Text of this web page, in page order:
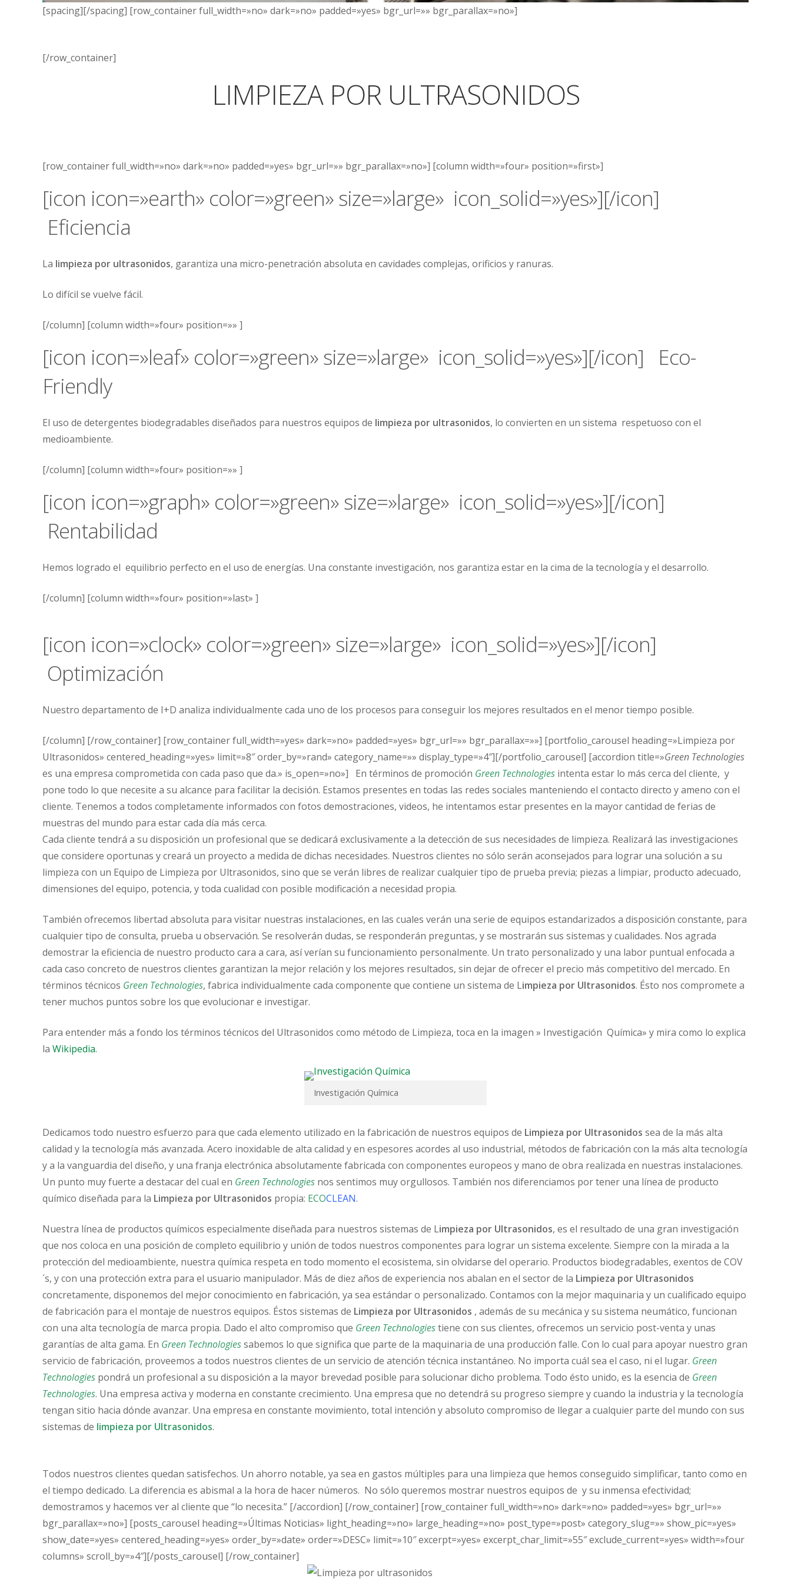
[spacing][/spacing] [row_container full_width=»no» dark=»no» padded=»yes» bgr_url=»» bgr_parallax=»no»]
[/row_container]
LIMPIEZA POR ULTRASONIDOS
[row_container full_width=»no» dark=»no» padded=»yes» bgr_url=»» bgr_parallax=»no»] [column width=»four» position=»first»]
[icon icon=»earth» color=»green» size=»large» icon_solid=»yes»][/icon]
Eficiencia
La limpieza por ultrasonidos, garantiza una micro-penetración absoluta en cavidades complejas, orificios y ranuras.
Lo difícil se vuelve fácil.
[/column] [column width=»four» position=»» ]
[icon icon=»leaf» color=»green» size=»large» icon_solid=»yes»][/icon] Eco-
Friendly
El uso de detergentes biodegradables diseñados para nuestros equipos de limpieza por ultrasonidos, lo convierten en un sistema respetuoso con el
medioambiente.
[/column] [column width=»four» position=»» ]
[icon icon=»graph» color=»green» size=»large» icon_solid=»yes»][/icon]
Rentabilidad
Hemos logrado el equilibrio perfecto en el uso de energías. Una constante investigación, nos garantiza estar en la cima de la tecnología y el desarrollo.
[/column] [column width=»four» position=»last» ]
[icon icon=»clock» color=»green» size=»large» icon_solid=»yes»][/icon]
Optimización
Nuestro departamento de I+D analiza individualmente cada uno de los procesos para conseguir los mejores resultados en el menor tiempo posible.
[/column] [/row_container] [row_container full_width=»yes» dark=»no» padded=»yes» bgr_url=»» bgr_parallax=»»] [portfolio_carousel heading=»Limpieza por
Ultrasonidos» centered_heading=»yes» limit=»8″ order_by=»rand» category_name=»» display_type=»4″][/portfolio_carousel] [accordion title=»Green Technologies
es una empresa comprometida con cada paso que da.» is_open=»no»] En términos de promoción Green Technologies intenta estar lo más cerca del cliente, y
pone todo lo que necesite a su alcance para facilitar la decisión. Estamos presentes en todas las redes sociales manteniendo el contacto directo y ameno con el
cliente. Tenemos a todos completamente informados con fotos demostraciones, videos, he intentamos estar presentes en la mayor cantidad de ferias de
muestras del mundo para estar cada día más cerca.
Cada cliente tendrá a su disposición un profesional que se dedicará exclusivamente a la detección de sus necesidades de limpieza. Realizará las investigaciones
que considere oportunas y creará un proyecto a medida de dichas necesidades. Nuestros clientes no sólo serán aconsejados para lograr una solución a su
limpieza con un Equipo de Limpieza por Ultrasonidos, sino que se verán libres de realizar cualquier tipo de prueba previa; piezas a limpiar, producto adecuado,
dimensiones del equipo, potencia, y toda cualidad con posible modificación a necesidad propia.
También ofrecemos libertad absoluta para visitar nuestras instalaciones, en las cuales verán una serie de equipos estandarizados a disposición constante, para
cualquier tipo de consulta, prueba u observación. Se resolverán dudas, se responderán preguntas, y se mostrarán sus sistemas y cualidades. Nos agrada
demostrar la eficiencia de nuestro producto cara a cara, así verían su funcionamiento personalmente. Un trato personalizado y una labor puntual enfocada a
cada caso concreto de nuestros clientes garantizan la mejor relación y los mejores resultados, sin dejar de ofrecer el precio más competitivo del mercado. En
términos técnicos Green Technologies, fabrica individualmente cada componente que contiene un sistema de Limpieza por Ultrasonidos. Ésto nos compromete a
tener muchos puntos sobre los que evolucionar e investigar.
Para entender más a fondo los términos técnicos del Ultrasonidos como método de Limpieza, toca en la imagen » Investigación Química» y mira como lo explica
la Wikipedia.
Investigación Química
Dedicamos todo nuestro esfuerzo para que cada elemento utilizado en la fabricación de nuestros equipos de Limpieza por Ultrasonidos sea de la más alta
calidad y la tecnología más avanzada. Acero inoxidable de alta calidad y en espesores acordes al uso industrial, métodos de fabricación con la más alta tecnología
y a la vanguardia del diseño, y una franja electrónica absolutamente fabricada con componentes europeos y mano de obra realizada en nuestras instalaciones.
Un punto muy fuerte a destacar del cual en Green Technologies nos sentimos muy orgullosos. También nos diferenciamos por tener una línea de producto
químico diseñada para la Limpieza por Ultrasonidos propia: ECOCLEAN.
Nuestra línea de productos químicos especialmente diseñada para nuestros sistemas de Limpieza por Ultrasonidos, es el resultado de una gran investigación
que nos coloca en una posición de completo equilibrio y unión de todos nuestros componentes para lograr un sistema excelente. Siempre con la mirada a la
protección del medioambiente, nuestra química respeta en todo momento el ecosistema, sin olvidarse del operario. Productos biodegradables, exentos de COV
´s, y con una protección extra para el usuario manipulador. Más de diez años de experiencia nos abalan en el sector de la Limpieza por Ultrasonidos
concretamente, disponemos del mejor conocimiento en fabricación, ya sea estándar o personalizado. Contamos con la mejor maquinaria y un cualificado equipo
de fabricación para el montaje de nuestros equipos. Éstos sistemas de Limpieza por Ultrasonidos , además de su mecánica y su sistema neumático, funcionan
con una alta tecnología de marca propia. Dado el alto compromiso que Green Technologiestiene con sus clientes, ofrecemos un servicio post-venta y unas
garantías de alta gama. En Green Technologiessabemos lo que significa que parte de la maquinaria de una producción falle. Con lo cual para apoyar nuestro gran
servicio de fabricación, proveemos a todos nuestros clientes de un servicio de atención técnica instantáneo. No importa cuál sea el caso, ni el lugar. Green
Technologies pondrá un profesional a su disposición a la mayor brevedad posible para solucionar dicho problema. Todo ésto unido, es la esencia de Green
Technologies. Una empresa activa y moderna en constante crecimiento. Una empresa que no detendrá su progreso siempre y cuando la industria y la tecnología
tengan sitio hacia dónde avanzar. Una empresa en constante movimiento, total intención y absoluto compromiso de llegar a cualquier parte del mundo con sus
sistemas de limpieza por Ultrasonidos.
Todos nuestros clientes quedan satisfechos. Un ahorro notable, ya sea en gastos múltiples para una limpieza que hemos conseguido simplificar, tanto como en
el tiempo dedicado. La diferencia es abismal a la hora de hacer números. No sólo queremos mostrar nuestros equipos de y su inmensa efectividad;
demostramos y hacemos ver al cliente que “lo necesita.” [/accordion] [/row_container] [row_container full_width=»no» dark=»no» padded=»yes» bgr_url=»»
bgr_parallax=»no»] [posts_carousel heading=»Últimas Noticias» light_heading=»no» large_heading=»no» post_type=»post» category_slug=»» show_pic=»yes»
show_date=»yes» centered_heading=»yes» order_by=»date» order=»DESC» limit=»10″ excerpt=»yes» excerpt_char_limit=»55″ exclude_current=»yes» width=»four
columns» scroll_by=»4″][/posts_carousel] [/row_container]